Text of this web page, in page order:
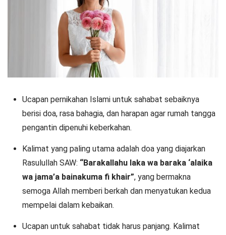
Ucapan pernikahan Islami untuk sahabat sebaiknya
berisi doa, rasa bahagia, dan harapan agar rumah tangga
pengantin dipenuhi keberkahan.
Kalimat yang paling utama adalah doa yang diajarkan
Rasulullah SAW: “Barakallahu laka wa baraka ‘alaika
wa jama’a bainakuma fi khair”, yang bermakna
semoga Allah memberi berkah dan menyatukan kedua
mempelai dalam kebaikan.
Ucapan untuk sahabat tidak harus panjang. Kalimat